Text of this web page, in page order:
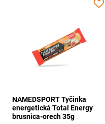
NAMEDSPORT Tyčinka
energetická Total Energy
brusnica-orech 35g